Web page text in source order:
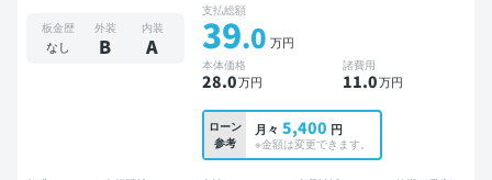
板金歴
なし
外装
B
内装
A
支払総額
39.0 万円
本体価格
28.0万円
諸費用
11.0万円
ローン
参考
月々 5,400 円
※金額は変更できます。